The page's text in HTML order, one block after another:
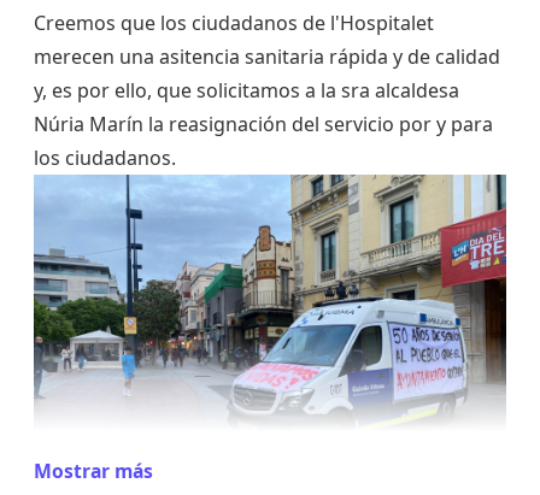
Creemos que los ciudadanos de l'Hospitalet
merecen una asitencia sanitaria rápida y de calidad
y, es por ello, que solicitamos a la sra alcaldesa
Núria Marín la reasignación del servicio por y para
los ciudadanos.
Mostrar más